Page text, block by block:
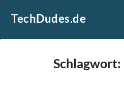
TechDudes.de
Schlagwort: